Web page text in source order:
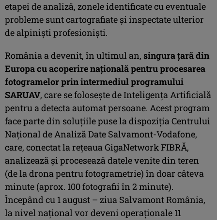
etapei de analiză, zonele identificate cu eventuale
probleme sunt cartografiate și inspectate ulterior
de alpiniști profesioniști.
România a devenit, în ultimul an, singura țară din
Europa cu acoperire națională pentru procesarea
fotogramelor prin intermediul programului
SARUAV, care se folosește de Inteligența Artificială
pentru a detecta automat persoane. Acest program
face parte din soluțiile puse la dispoziția Centrului
Național de Analiză Date Salvamont-Vodafone,
care, conectat la rețeaua GigaNetwork FIBRĂ,
analizează și procesează datele venite din teren
(de la drona pentru fotogrametrie) în doar câteva
minute (aprox. 100 fotografii în 2 minute).
Începând cu 1 august – ziua Salvamont România,
la nivel național vor deveni operaționale 11